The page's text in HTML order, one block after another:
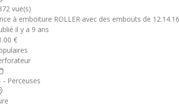
vue(s)
à emboiture ROLLER avec des embouts de
il y a 9 ans
€
- Perceuses